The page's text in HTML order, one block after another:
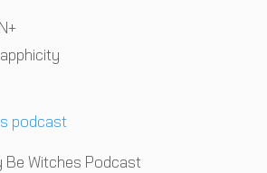
Be Witches Podcast